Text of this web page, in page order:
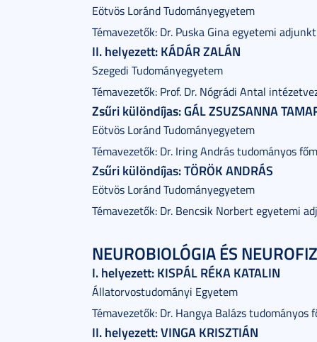
Eötvös Loránd Tudományegyetem
Témavezetők: Dr. Puska Gina egyetemi
II. helyezett: KÁDÁR ZALÁN
Szegedi Tudományegyetem
Témavezetők: Prof. Dr. Nógrádi Antal
Zsűri különdíjas: GÁL ZSUZSANNA
Eötvös Loránd Tudományegyetem
Témavezetők: Dr. Iring András tudományos
Zsűri különdíjas: TÖRÖK ANDRÁS
Eötvös Loránd Tudományegyetem
Témavezetők: Dr. Bencsik Norbert egyetemi
NEUROBIOLÓGIA ÉS
I. helyezett: KISPÁL RÉKA KATALIN
Állatorvostudományi Egyetem
Témavezetők: Dr. Hangya Balázs
II. helyezett: VINGA KRISZTIÁN